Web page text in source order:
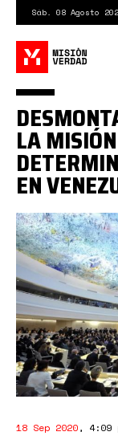
contenido
principal
Sáb. 08 Agosto
LA
EN
18 Sep 2020, 4:09